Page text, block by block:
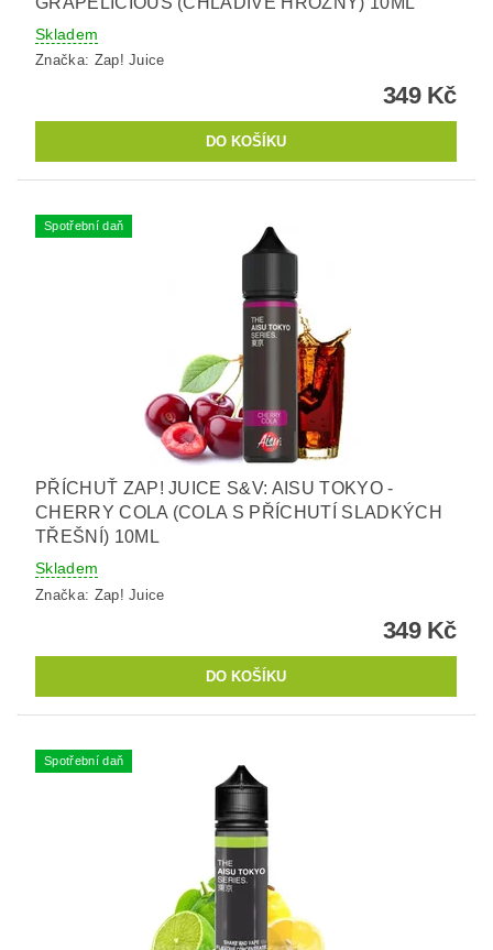
Skladem
Značka: Zap! Juice
349 Kč
Spotřební daň
PŘÍCHUŤ ZAP! JUICE S&V: AISU TOKYO -
CHERRY COLA (COLA S PŘÍCHUTÍ SLADKÝCH
TŘEŠNÍ) 10ML
Skladem
Značka: Zap! Juice
349 Kč
Spotřební daň